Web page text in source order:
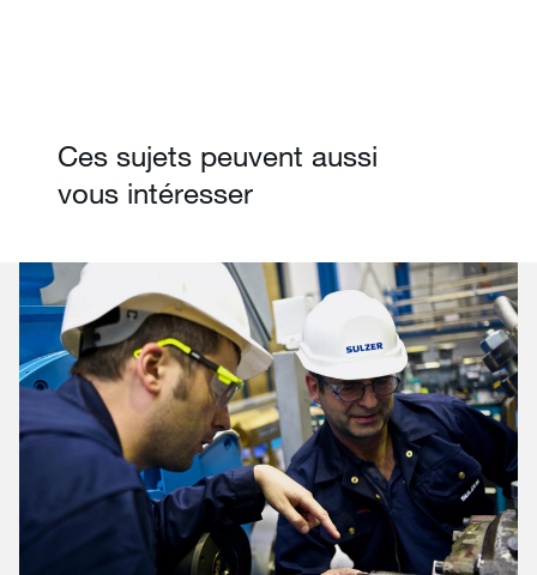
Ces sujets peuvent aussi
vous intéresser